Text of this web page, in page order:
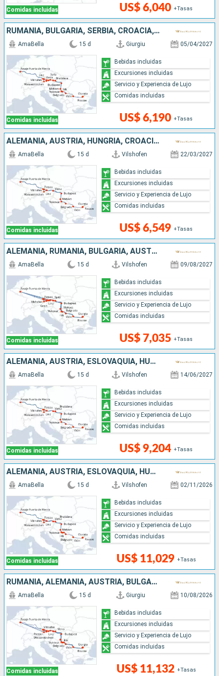
Comidas incluidas US$ 6,040 +Tasas
RUMANIA, BULGARIA, SERBIA, CROACIA, HUNGRÍA, ESLOVAQUIA, AUSTRIA, ALEMANIA
Comidas incluidas
AmaBella 15 d Giurgiu 05/04/2027
US$ 6,190 +Tasas
Bebidas incluidas
Excursiones incluidas
Servicio y Experiencia de Lujo
Comidas incluidas
ALEMANIA, AUSTRIA, HUNGRÍA, CROACIA, SERBIA, BULGARIA, RUMANIA
Comidas incluidas
AmaBella 15 d Vilshofen 22/03/2027
US$ 6,549 +Tasas
Bebidas incluidas
Excursiones incluidas
Servicio y Experiencia de Lujo
Comidas incluidas
ALEMANIA, RUMANIA, BULGARIA, AUSTRIA, SERBIA, ESLOVAQUIA, CROACIA, HUNGRÍA
Comidas incluidas
AmaBella 15 d Vilshofen 09/08/2027
US$ 7,035 +Tasas
Bebidas incluidas
Excursiones incluidas
Servicio y Experiencia de Lujo
Comidas incluidas
ALEMANIA, AUSTRIA, ESLOVAQUIA, HUNGRÍA, CROACIA, SERBIA, BULGARIA, RUMANIA
Comidas incluidas
AmaBella 15 d Vilshofen 14/06/2027
US$ 9,204 +Tasas
Bebidas incluidas
Excursiones incluidas
Servicio y Experiencia de Lujo
Comidas incluidas
ALEMANIA, AUSTRIA, ESLOVAQUIA, HUNGRÍA, CROACIA, SERBIA, BULGARIA, RUMANIA
Comidas incluidas
AmaBella 15 d Vilshofen 02/11/2026
US$ 11,029 +Tasas
Bebidas incluidas
Excursiones incluidas
Servicio y Experiencia de Lujo
Comidas incluidas
RUMANIA, ALEMANIA, AUSTRIA, BULGARIA, SERBIA, ESLOVAQUIA, CROACIA, HUNGRÍA
Comidas incluidas
AmaBella 15 d Giurgiu 10/08/2026
US$ 11,132 +Tasas
Bebidas incluidas
Excursiones incluidas
Servicio y Experiencia de Lujo
Comidas incluidas